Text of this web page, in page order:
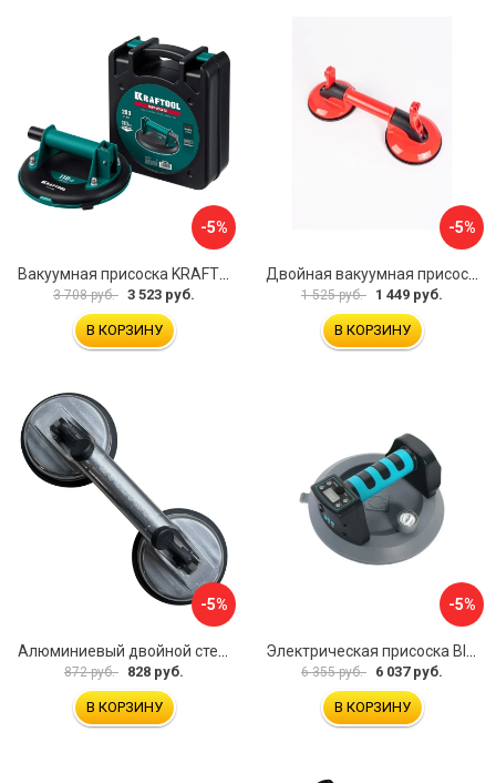
-5%
3 708 руб. 3 523 руб.
В КОРЗИНУ
-5%
1 525 руб. 1 449 руб.
В КОРЗИНУ
-5%
Алюминиевый двойной стеклодомкрат УправДом 4100002750
872 руб. 828 руб.
В КОРЗИНУ
-5%
Электрическая присоска BIHUI SCBC8
6 355 руб. 6 037 руб.
В КОРЗИНУ